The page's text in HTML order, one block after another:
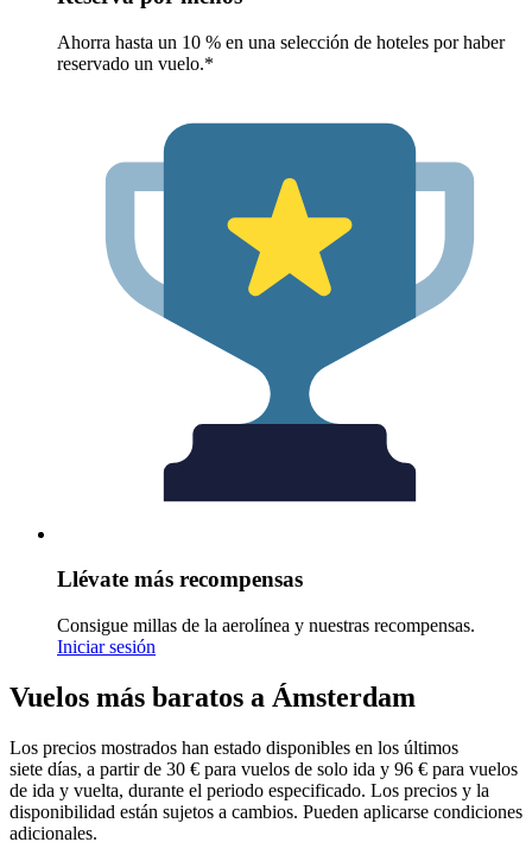
Ahorra hasta un 10 % en una selección de hoteles por haber
reservado un vuelo.*
Llévate más recompensas
Consigue millas de la aerolínea y nuestras recompensas.
Iniciar sesión
Vuelos más baratos a Ámsterdam
Los precios mostrados han estado disponibles en los últimos
siete días, a partir de 30 € para vuelos de solo ida y 96 € para vuelos
de ida y vuelta, durante el periodo especificado. Los precios y la
disponibilidad están sujetos a cambios. Pueden aplicarse condiciones
adicionales.